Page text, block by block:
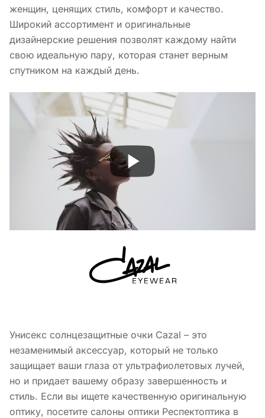
женщин, ценящих стиль, комфорт и качество.
Широкий ассортимент и оригинальные
дизайнерские решения позволят каждому найти
свою идеальную пару, которая станет верным
спутником на каждый день.
Унисекс солнцезащитные очки Cazal – это
незаменимый аксессуар, который не только
защищает ваши глаза от ультрафиолетовых лучей,
но и придает вашему образу завершенность и
стиль. Если вы ищете качественную оригинальную
оптику, посетите салоны оптики Респектоптика в